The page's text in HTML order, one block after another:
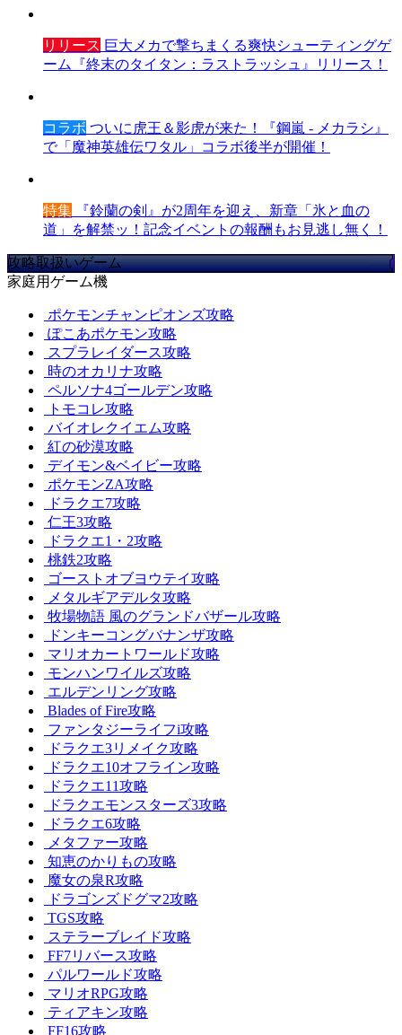
リリース 巨大メカで撃ちまくる爽快シューティングゲ
ーム『終末のタイタン：ラストラッシュ』リリース！
コラボ ついに虎王＆影虎が来た！『鋼嵐 - メカラシ』
で「魔神英雄伝ワタル」コラボ後半が開催！
特集 『鈴蘭の剣』が2周年を迎え、新章「氷と血の
道」を解禁ッ！記念イベントの報酬もお見逃し無く！
攻略取扱いゲーム
家庭用ゲーム機
ポケモンチャンピオンズ攻略
ぽこあポケモン攻略
スプラレイダース攻略
時のオカリナ攻略
ペルソナ4ゴールデン攻略
トモコレ攻略
バイオレクイエム攻略
紅の砂漠攻略
デイモン&ベイビー攻略
ポケモンZA攻略
ドラクエ7攻略
仁王3攻略
ドラクエ1・2攻略
桃鉄2攻略
ゴーストオブヨウテイ攻略
メタルギアデルタ攻略
牧場物語 風のグランドバザール攻略
ドンキーコングバナンザ攻略
マリオカートワールド攻略
モンハンワイルズ攻略
エルデンリング攻略
Blades of Fire攻略
ファンタジーライフi攻略
ドラクエ3リメイク攻略
ドラクエ10オフライン攻略
ドラクエ11攻略
ドラクエモンスターズ3攻略
ドラクエ6攻略
メタファー攻略
知恵のかりもの攻略
魔女の泉R攻略
ドラゴンズドグマ2攻略
TGS攻略
ステラーブレイド攻略
FF7リバース攻略
パルワールド攻略
マリオRPG攻略
ティアキン攻略
FF16攻略